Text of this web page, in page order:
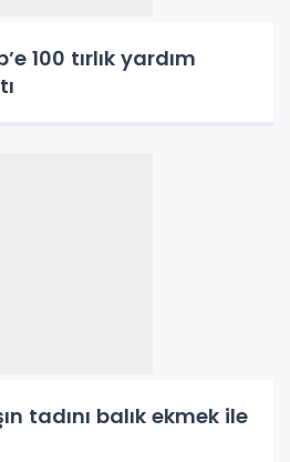
100 tırlık yardım
tadını balık ekmek ile